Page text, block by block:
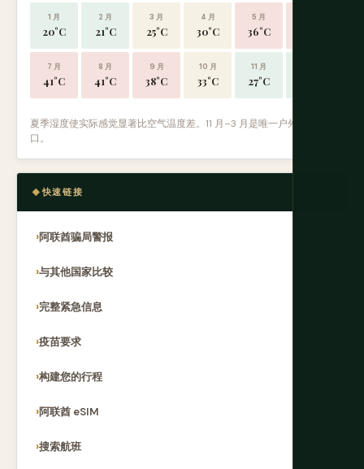
1 月
20°C
2 月
21°C
3 月
25°C
4 月
30°C
5 月
36°C
7 月
41°C
8 月
41°C
9 月
38°C
10 月
33°C
11 月
27°C
夏季湿度使实际感觉显著比空气温度差。11 月–3 月是唯一户外舒适窗
口。
快速链接
阿联酋骗局警报
与其他国家比较
完整紧急信息
疫苗要求
构建您的行程
阿联酋 eSIM
搜索航班